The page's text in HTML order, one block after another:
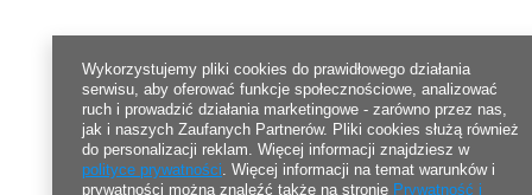
Wykorzystujemy pliki cookies do prawidłowego działania
serwisu, aby oferować funkcje społecznościowe, analizować
ruch i prowadzić działania marketingowe - zarówno przez nas,
jak i naszych Zaufanych Partnerów. Pliki cookies służą również
do personalizacji reklam. Więcej informacji znajdziesz w
polityce prywatności. Więcej informacji na temat warunków i
prywatności można znaleźć także na stronie Prywatność i